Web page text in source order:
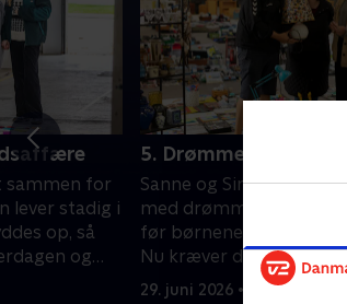
sammen for
lever stadig i
op, så
og
5. Drømmen om
Sanne og Simon flyttede
med drømmen om en
før børnene kom, blev
Nu kræver det en
plads til alle.
29. juni 2026 • 41 min